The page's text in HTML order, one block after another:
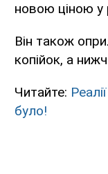
новою ціною у
Він також
копійок, а
Читайте:
було!